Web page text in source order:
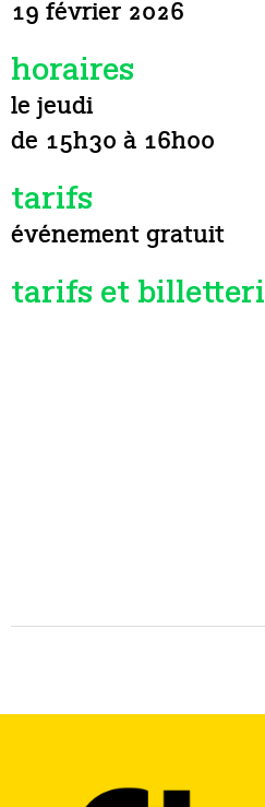
19 février 2026
horaires
le jeudi
de 15h30 à 16h00
tarifs
événement gratuit
tarifs et